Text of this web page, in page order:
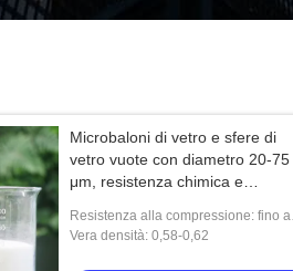
Microbaloni di vetro e sfere di
vetro vuote con diametro 20-75
μm, resistenza chimica e
Resistenza alla compressione: fino a
100 MPa
Vera densità: 0,58-0,62